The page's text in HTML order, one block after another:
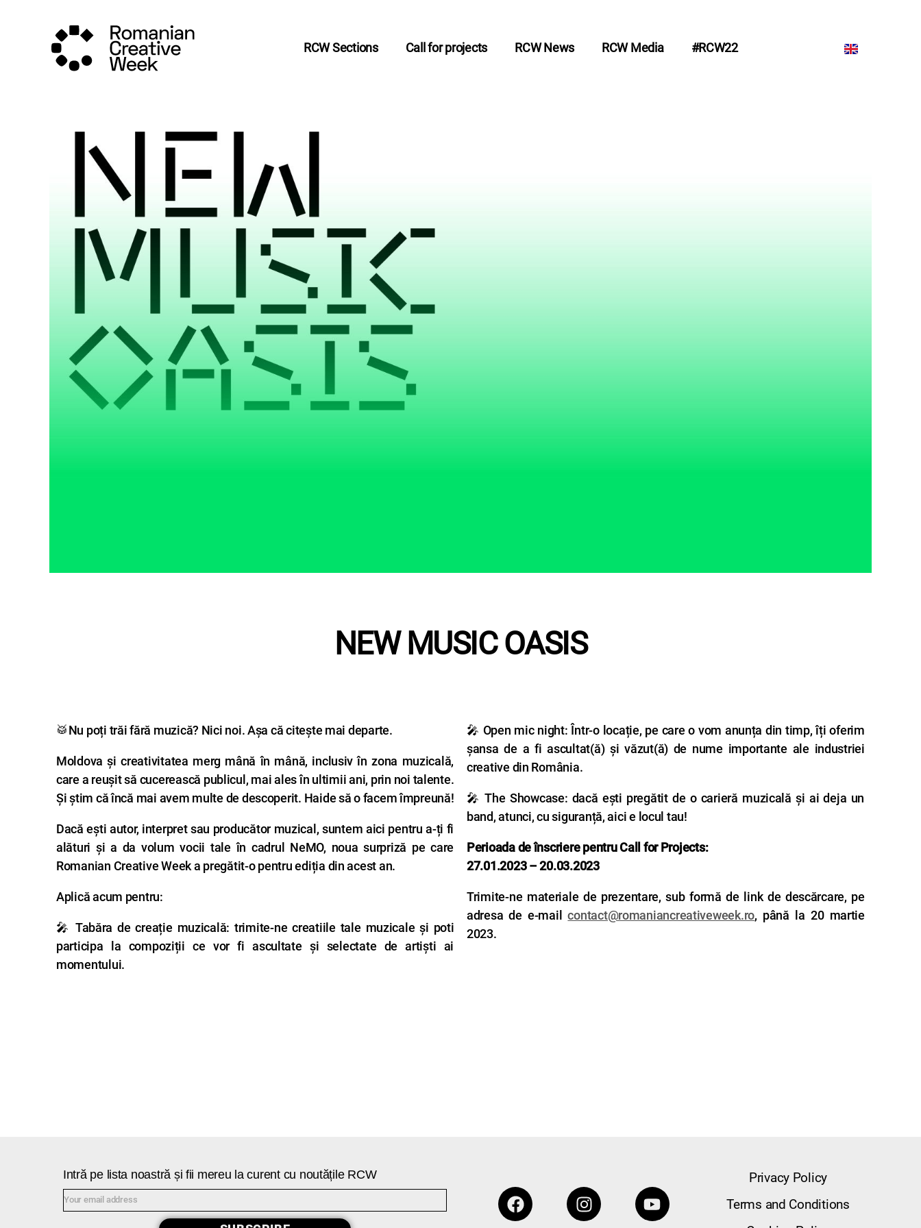
RCW Sections Call for projects RCW News RCW Media #RCW22
NEW MUSIC OASIS
🥁Nu poți trăi fără muzică? Nici noi. Așa că citește mai departe.
Moldova și creativitatea merg mână în mână, inclusiv în zona muzicală,
care a reușit să cucerească publicul, mai ales în ultimii ani, prin noi talente.
Și știm că încă mai avem multe de descoperit. Haide să o facem împreună!
Dacă ești autor, interpret sau producător muzical, suntem aici pentru a-ți fi
alături și a da volum vocii tale în cadrul NeMO, noua surpriză pe care
Romanian Creative Week a pregătit-o pentru ediția din acest an.
Aplică acum pentru:
🎤 Tabăra de creație muzicală: trimite-ne creatiile tale muzicale și poti
participa la compoziții ce vor fi ascultate și selectate de artiști ai
momentului.
🎤 Open mic night: Într-o locație, pe care o vom anunța din timp, îți oferim
șansa de a fi ascultat(ă) și văzut(ă) de nume importante ale industriei
creative din România.
🎤 The Showcase: dacă ești pregătit de o carieră muzicală şi ai deja un
band, atunci, cu siguranță, aici e locul tau!
Perioada de înscriere pentru Call for Projects:
27.01.2023 – 20.03.2023
Trimite-ne materiale de prezentare, sub formă de link de descărcare, pe
adresa de e-mailcontact@romaniancreativeweek.ro, până la 20 martie
2023.
Intră pe lista noastră și fii mereu la curent cu noutățile RCW
Privacy Policy
Terms and Conditions